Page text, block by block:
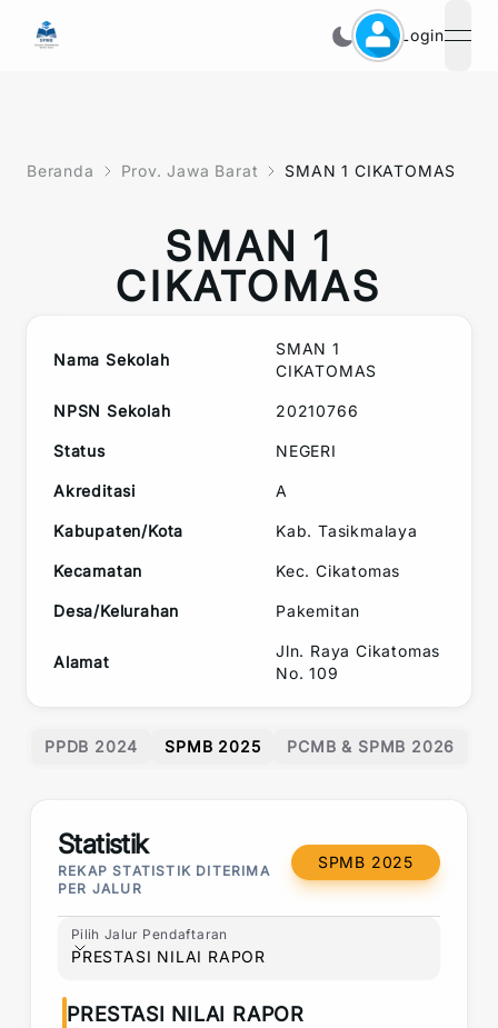
Login
Beranda Prov. Jawa Barat SMAN 1 CIKATOMAS
SMAN 1
CIKATOMAS
Nama Sekolah
SMAN 1
CIKATOMAS
NPSN Sekolah 20210766
Status NEGERI
Akreditasi A
Kabupaten/Kota Kab. Tasikmalaya
Kecamatan Kec. Cikatomas
Desa/Kelurahan Pakemitan
Alamat
Jln. Raya Cikatomas
No. 109
PPDB 2024 SPMB 2025 PCMB & SPMB 2026
Statistik
REKAP STATISTIK DITERIMA
PER JALUR
SPMB 2025
Pilih Jalur Pendaftaran
Pilih Jalur Pendaftaran
PRESTASI NILAI RAPOR
PRESTASI NILAI RAPOR